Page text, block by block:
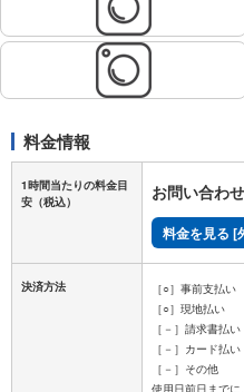
料金情報
1時間当たりの料金目
安 （税込） お問い合わ
料金を見る [
決済方法
［○］事前支払い
［○］現地払い
［－］請求書払い
［－］カード払い
［－］その他
使用日前日まで